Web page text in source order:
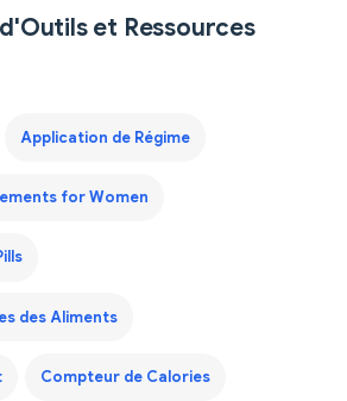
et Ressources
Application de Régime
for Women
des Aliments
Compteur de Calories